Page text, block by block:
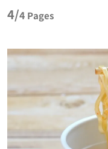
4/4 Pages